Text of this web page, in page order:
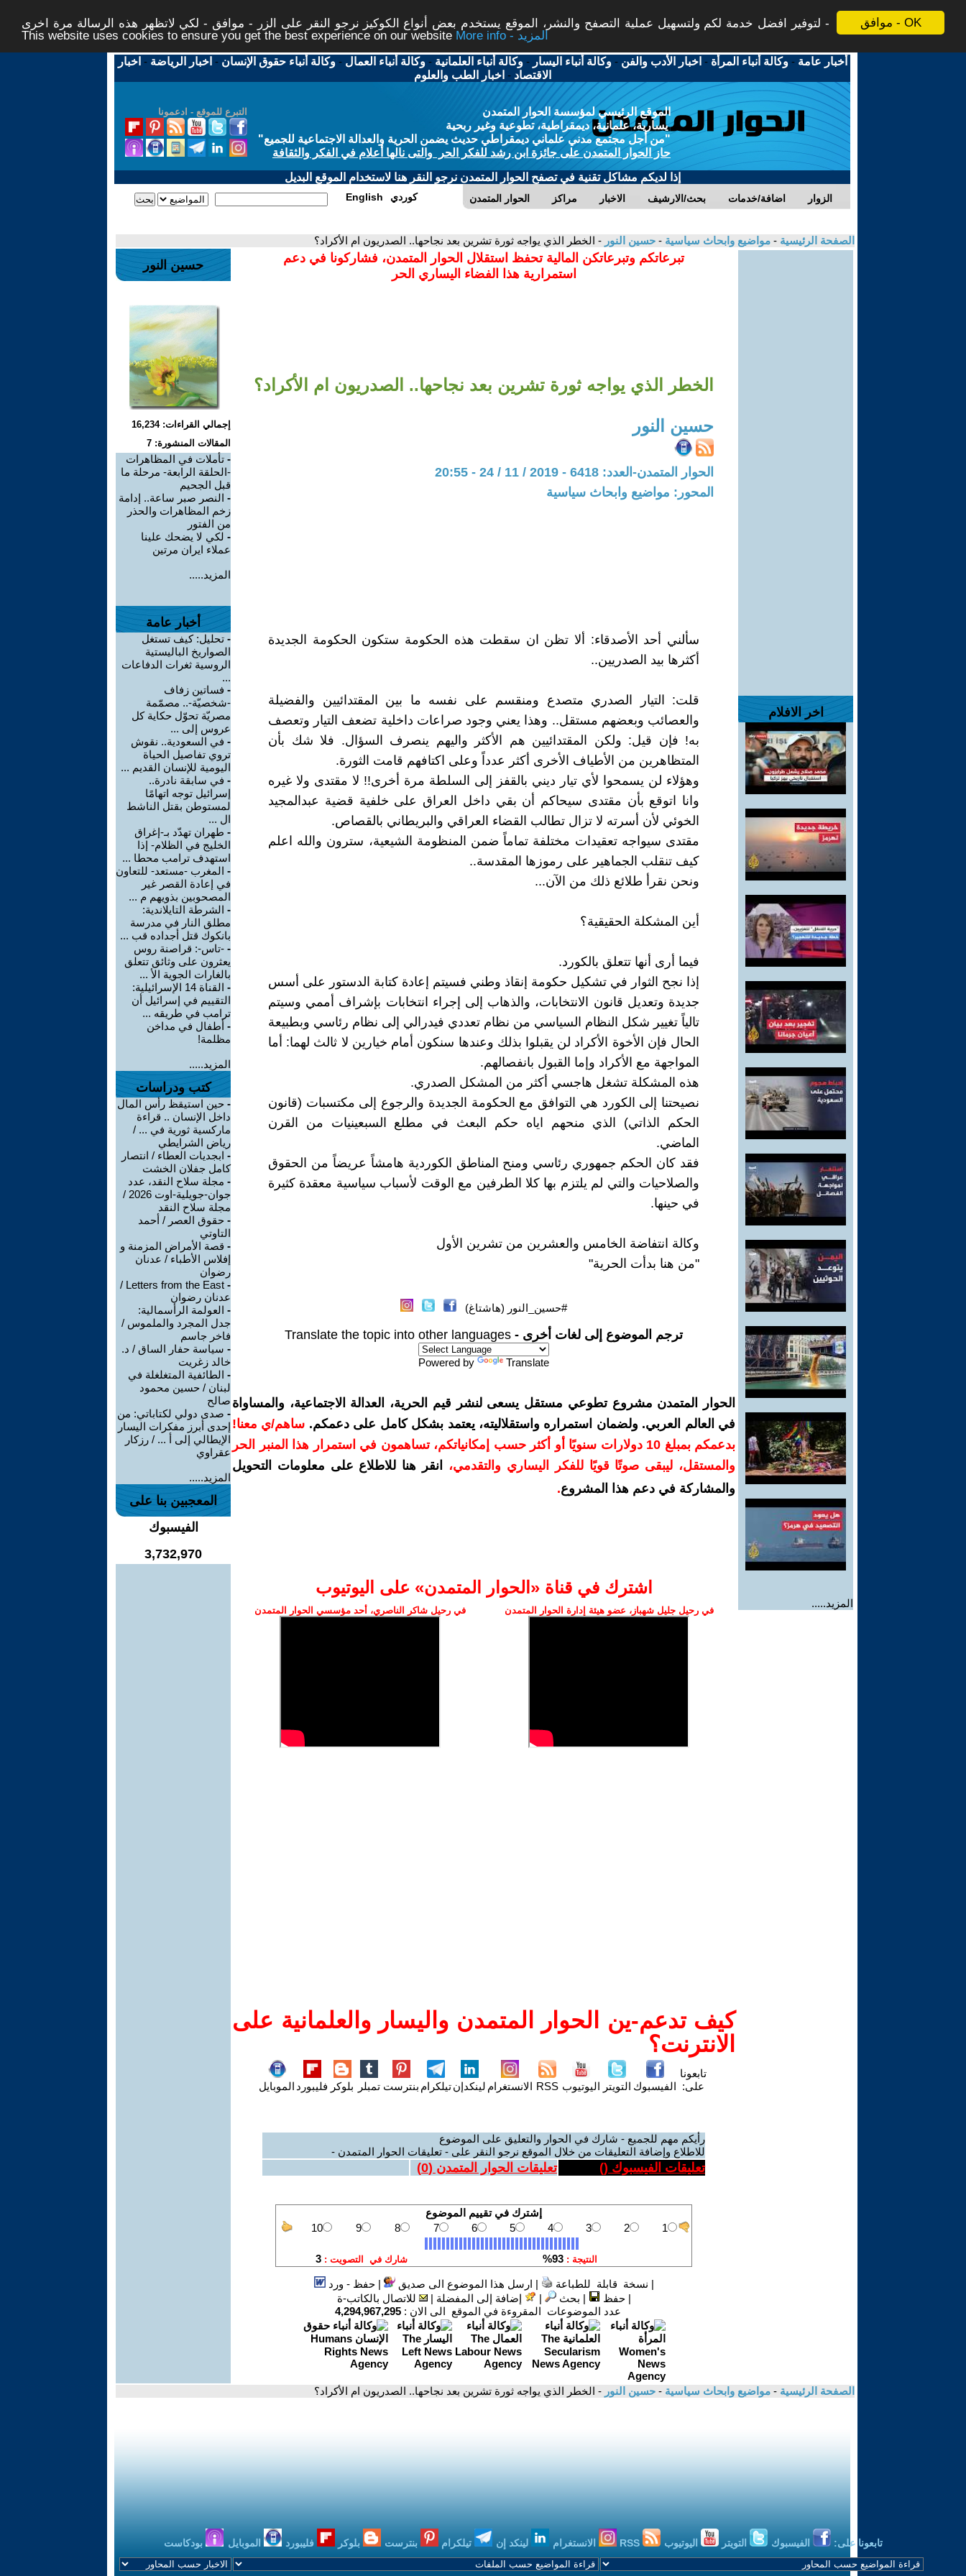
موافق - OK
لتوفير افضل خدمة لكم ولتسهيل عملية التصفح والنشر، الموقع يستخدم بعض أنواع الكوكيز نرجو النقر على الزر - موافق - لكي لاتظهر هذه الرسالة مرة اخرى -
This website uses cookies to ensure you get the best experience on our website
More info - المزيد
أخبار عامة -وكالة أنباء المرأة - اخبار الأدب والفن -وكالة أنباء اليسار -وكالة أنباء العلمانية -وكالة أنباء العمال -وكالة أنباء حقوق الإنسان - اخبار الرياضة - اخبار
الاقتصاد - اخبار الطب والعلوم
التبرع للموقع - ادعمونا
الموقع الرئيسي لمؤسسة الحوار المتمدن
يسارية، علمانية، ديمقراطية، تطوعية وغير ربحية
"من أجل مجتمع مدني علماني ديمقراطي حديث يضمن الحرية والعدالة الاجتماعية للجميع"
حاز الحوار المتمدن على جائزة ابن رشد للفكر الحر والتى نالها أعلام في الفكر والثقافة
إذا لديكم مشاكل تقنية في تصفح الحوار المتمدن نرجو النقر هنا لاستخدام الموقع البديل
الحوار المتمدن مراكز الاخبار بحث/الارشيف اضافة/خدمات الزوار English كوردي
الصفحة الرئيسية - مواضيع وابحاث سياسية - حسين النور - الخطر الذي يواجه ثورة تشرين بعد نجاحها.. الصدريون ام الأكراد؟
اخر الافلام
المزيد.....
تبرعاتكم وتبرعاتكن المالية تحفظ استقلال الحوار المتمدن، فشاركونا في دعم
استمرارية هذا الفضاء اليساري الحر
الخطر الذي يواجه ثورة تشرين بعد نجاحها.. الصدريون ام الأكراد؟
حسين النور
الحوار المتمدن-العدد: 6418 - 2019 / 11 / 24 - 20:55
المحور: مواضيع وابحاث سياسية
سألني أحد الأصدقاء: ألا تظن ان سقطت هذه الحكومة ستكون الحكومة الجديدة
أكثرها بيد الصدريين..
قلت: التيار الصدري متصدع ومنقسم على نفسه ما بين المقتدائيين والفضيلة
والعصائب وبعضهم مستقل.. وهذا يعني وجود صراعات داخلية تضعف التيار وتعصف
به! فإن قيل: ولكن المقتدائيين هم الأكثر واليهم ينصرف السؤال. فلا شك بأن
المتظاهرين من الأطياف الأخرى أكثر عدداً وعلى اكتافهم قامت الثورة.
وهؤلاء لن يسمحوا لأي تيار ديني بالقفز إلى السلطة مرة أخرى!! لا مقتدى ولا غيره
وانا اتوقع بأن مقتدى سيحاكم أن بقي داخل العراق على خلفية قضية عبدالمجيد
الخوئي لأن أسرته لا تزال تطالب القضاء العراقي والبريطاني بالقصاص.
مقتدى سيواجه تعقيدات مختلفة تماماً ضمن المنظومة الشيعية، سترون والله اعلم
كيف تنقلب الجماهير على رموزها المقدسة..
ونحن نقرأ طلائع ذلك من الآن...
أين المشكلة الحقيقية؟
فيما أرى أنها تتعلق بالكورد.
إذا نجح الثوار في تشكيل حكومة إنقاذ وطني فسيتم إعادة كتابة الدستور على أسس
جديدة وتعديل قانون الانتخابات، والذهاب إلى إجراء انتخابات بإشراف أممي وسيتم
تالياً تغيير شكل النظام السياسي من نظام تعددي فيدرالي إلى نظام رئاسي وبطبيعة
الحال فإن الأخوة الأكراد لن يقبلوا بذلك وعندها سنكون أمام خيارين لا ثالث لهما: أما
المواجهة مع الأكراد وإما القبول بانفصالهم.
هذه المشكلة تشغل هاجسي أكثر من المشكل الصدري.
نصيحتنا إلى الكورد هي التوافق مع الحكومة الجديدة والرجوع إلى مكتسبات (قانون
الحكم الذاتي) الذي منحهم اياه حكم البعث في مطلع السبعينيات من القرن
الماضي.
فقد كان الحكم جمهوري رئاسي ومنح المناطق الكوردية هامشاً عريضاً من الحقوق
والصلاحيات والتي لم يلتزم بها كلا الطرفين مع الوقت لأسباب سياسية معقدة كثيرة
في حينها.
وكالة انتفاضة الخامس والعشرين من تشرين الأول
"من هنا بدأت الحرية"
#حسين_النور (هاشتاغ)
ترجم الموضوع إلى لغات أخرى - Translate the topic into other languages
Powered by Translate
الحوار المتمدن مشروع تطوعي مستقل يسعى لنشر قيم الحرية، العدالة الاجتماعية، والمساواة
في العالم العربي. ولضمان استمراره واستقلاليته، يعتمد بشكل كامل على دعمكم. ساهم/ي معنا!
بدعمكم بمبلغ 10 دولارات سنويًا أو أكثر حسب إمكانياتكم، تساهمون في استمرار هذا المنبر الحر
والمستقل، ليبقى صوتًا قويًا للفكر اليساري والتقدمي،
انقر هنا للاطلاع على معلومات التحويل
والمشاركة في دعم هذا المشروع.
اشترك في قناة ‫«الحوار المتمدن» على اليوتيوب
في رحيل جليل شهباز، عضو هيئة إدارة الحوار المتمدن في رحيل شاكر الناصري، أحد مؤسسي الحوار المتمدن
كيف تدعم-ين الحوار المتمدن واليسار والعلمانية على
الانترنت؟
تابعونا
على: الفيسبوك التويتر اليوتيوب RSS الانستغرام لينكدإنتيلكرام بنترست تمبلر بلوكر فليبورد الموبايل
رأيكم مهم للجميع - شارك في الحوار والتعليق على الموضوع
للاطلاع وإضافة التعليقات من خلال الموقع نرجو النقر على - تعليقات الحوار المتمدن -
تعليقات الفيسبوك () تعليقات الحوار المتمدن (0
)
| نسخة قابلة للطباعة | ارسل هذا الموضوع الى صديق |حفظ - ورد
|حفظ | بحث | إضافة إلى المفضلة |
للاتصال بالكاتب-ة
عدد الموضوعات المقروءة في الموقع الى الان : 4,294,967,295
حسين النور
إجمالي القراءات: 16,234
المقالات المنشورة: 7
- تأملات في المظاهرات
-الحلقة الرابعة- مرحلة ما
قبل الجحيم
- النصر صبر ساعة.. إدامة
زخم المظاهرات والحذر
من الفتور
- لكي لا يضحك علينا
عملاء ايران مرتين
المزيد.....
أخبار عامة
- تحليل: كيف تستغل
الصواريخ الباليستية
الروسية ثغرات الدفاعات
...
- فساتين زفاف
-شخصيّة-.. مصمّمة
مصريّة تحوّل حكاية كل
عروس إلى ...
- في السعودية.. نقوش
تروي تفاصيل الحياة
اليومية للإنسان القديم ...
- في سابقة نادرة..
إسرائيل توجه اتهامًا
لمستوطن بقتل الناشط
ال ...
- طهران تهدّد بـ-إغراق
الخليج في الظلام- إذا
استهدف ترامب محطا ...
- المغرب -مستعد- للتعاون
في إعادة القصر غير
المصحوبين بذويهم م ...
- الشرطة التايلاندية:
مطلق النار في مدرسة
بانكوك قتل أجداده قب ...
- -تاس-: قراصنة روس
يعثرون على وثائق تتعلق
بالغارات الجوية الأ ...
-
القناة 14 الإسرائيلية:
التقييم في إسرائيل أن
ترامب في طريقه ...
- أطفال في مداخن
مظلمة!
المزيد.....
كتب ودراسات
- حين استيقظ رأس المال
داخل الإنسان .. قراءة
ماركسية ثورية في ... /
رياض الشرايطي
- ابجديات العطاء / انتصار
كامل جفلان الخشت
- مجلة سلاح النقد، عدد
جوان-جويلية-اوت 2026 /
مجلة سلاح النقد
- حقوق العصر / أحمد
التاوتي
- قصة الأمراض المزمنة و
إفلاس الأطباء / عدنان
رضوان
-
Letters from the East /
عدنان رضوان
- العولمة الرأسمالية:
جدل المجرد والملموس /
فاخر جاسم
- سياسة حفار الساق / د.
خالد زغريت
- الطائفية المتغلغلة في
لبنان / حسين محمود
صالح
- صدى دولي لكتاباتي: من
إحدى أبرز مفكرات اليسار
الإيطالي إلى أ ... / رزكار
عقراوي
المزيد.....
المعجبين بنا على
الفيسبوك
3,732,970
الصفحة الرئيسية - مواضيع وابحاث سياسية - حسين النور - الخطر الذي يواجه ثورة تشرين بعد نجاحها.. الصدريون ام الأكراد؟
تابعونا على: الفيسبوك التويتر اليوتيوب الانستغرام لينكد إن تيلكرام بنترست بلوكر فليبورد الموبايل بودكاست